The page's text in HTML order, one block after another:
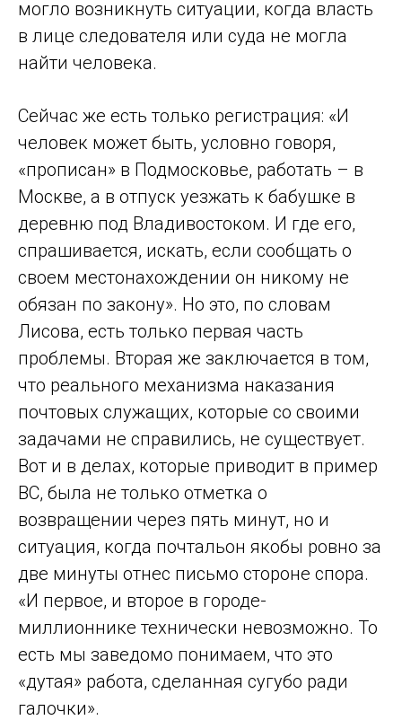
могло возникнуть ситуации, когда власть
в лице следователя или суда не могла
найти человека.
Сейчас же есть только регистрация: «И
человек может быть, условно говоря,
«прописан» в Подмосковье, работать – в
Москве, а в отпуск уезжать к бабушке в
деревню под Владивостоком. И где его,
спрашивается, искать, если сообщать о
своем местонахождении он никому не
обязан по закону». Но это, по словам
Лисова, есть только первая часть
проблемы. Вторая же заключается в том,
что реального механизма наказания
почтовых служащих, которые со своими
задачами не справились, не существует.
Вот и в делах, которые приводит в пример
ВС, была не только отметка о
возвращении через пять минут, но и
ситуация, когда почтальон якобы ровно за
две минуты отнес письмо стороне спора.
«И первое, и второе в городе-
миллионнике технически невозможно. То
есть мы заведомо понимаем, что это
«дутая» работа, сделанная сугубо ради
галочки».